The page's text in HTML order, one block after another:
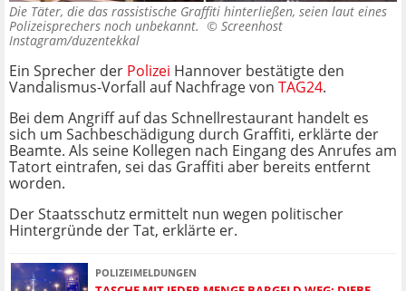
Die Täter, die das rassistische Graffiti hinterließen, seien laut eines
Polizeisprechers noch unbekannt. © Screenhost
Instagram/duzentekkal
Ein Sprecher der Polizei Hannover bestätigte den
Vandalismus-Vorfall auf Nachfrage von TAG24.
Bei dem Angriff auf das Schnellrestaurant handelt es
sich um Sachbeschädigung durch Graffiti, erklärte der
Beamte. Als seine Kollegen nach Eingang des Anrufes am
Tatort eintrafen, sei das Graffiti aber bereits entfernt
worden.
Der Staatsschutz ermittelt nun wegen politischer
Hintergründe der Tat, erklärte er.
POLIZEIMELDUNGEN